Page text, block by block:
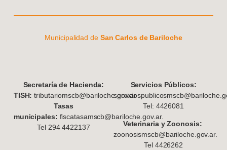
Municipalidad deSan Carlos de Bariloche
Secretaría de Hacienda:
TISH: tributariomscb@bariloche.gov.ar
Tasas
municipales: fiscatasamscb@bariloche.gov.ar.
Tel 294 4422137
Servicios Públicos:
Tel: 4426081
Veterinaria y Zoonosis:
zoonosismscb@bariloche.gov.ar.
Tel 4426262